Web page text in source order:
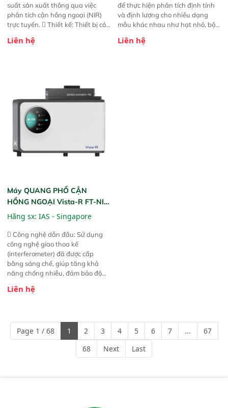
suất sản xuất thông qua việc
phân tích cận hồng ngoại (NIR)
trực tuyến.  Thiết kế: Thiết bị có
hỗ trợ tản nhiệt tăng cường và đã
liệu để tăng chỉ số ROI cho doanh
nghiệp.
Liên hệ
để thực hiện phân tích định tính
và định lượng cho nhiều dạng
mẫu khác nhau như hạt nhỏ, bột,
này cho phép bất kỳ ai cũng có
Liên hệ
Máy QUANG PHỔ CẬN
HỒNG NGOẠI Vista-R FT-NIR
(Vista-R FT-NIR Analyzer)
Hãng sx: IAS - Singapore
 Công nghệ dẫn đầu: Sử dụng
công nghệ giao thoa kế
(interferometer) đã được cấp
bằng sáng chế, giúp tăng khả
năng chống nhiễu, đảm bảo độ
Phạm vi ứng dụng rộng: Đáp ứng
ngành công nghiệp khác nhau. 
Độ nhạy cao: Trang bị đầu dò
InGaAs độ nhạy cao, cung cấp
phản hồi phổ tuyến tính đầy đủ,
đảm bảo độ chính xác và khả
Liên hệ
Page 1 / 68 1 2 3 4 5 6 7 ...
67
68
Next Last